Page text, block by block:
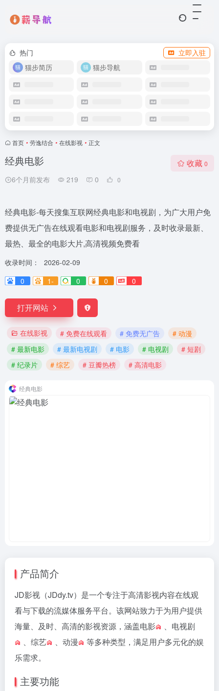
热门
立即入驻
猫步简历
猫步导航
首页 • 劳逸结合 • 在线影视 • 正文
经典电影
6个月前发布 219 0 0
收藏 0
经典电影-每天搜集互联网经典电影和电视剧，为广大用户免
费提供无广告在线观看电影和电视剧服务，及时收录最新、
最热、最全的电影大片,高清视频免费看
收录时间：
2026-02-09
0
1- 0 0 0
打开网站
在线影视 # 免费在线观看 # 免费无广告
# 动漫
# 最新电影
# 最新电视剧 # 电影 # 电视剧
# 短剧
# 纪录片
# 综艺 # 豆瓣热榜 # 高清电影
经典电影
产品简介
JD影视（JDdy.tv）是一个专注于高清影视内容在线观
看与下载的流媒体服务平台。该网站致力于为用户提供
海量、及时、高清的影视资源，涵盖电影 、 电视剧
、 综艺 、 动漫
等多种类型，满足用户多元化的娱
乐需求。
主要功能